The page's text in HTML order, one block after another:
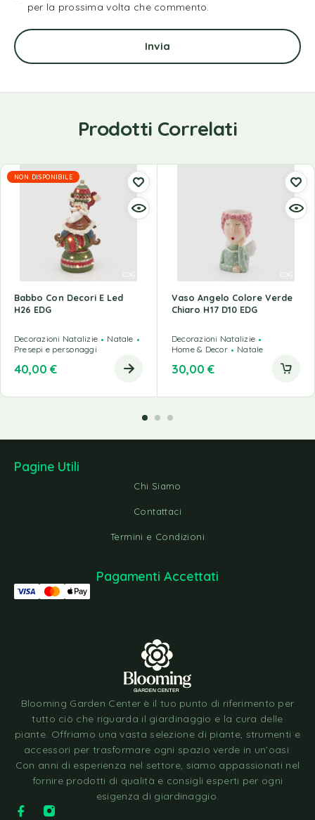
per la prossima volta che commento.
Prodotti Correlati
NON DISPONIBILE
Babbo Con Decori E Led
H26 EDG
Decorazioni Natalizie
Natale
Presepi e personaggi
40,00 €
Vaso Angelo Colore Verde
Chiaro H17 D10 EDG
Decorazioni Natalizie
Home & Decor
Natale
30,00 €
Pagine Utili
Chi Siamo
Contattaci
Termini e Condizioni
Blooming Garden Center è il tuo punto di riferimento per
tutto ciò che riguarda il giardinaggio e la cura delle
piante. Offriamo una vasta selezione di piante, strumenti e
accessori per trasformare ogni spazio verde in un’oasi.
Con anni di esperienza nel settore, siamo appassionati nel
fornire prodotti di qualità e consigli esperti per ogni
esigenza di giardinaggio.
Pagamenti Accettati